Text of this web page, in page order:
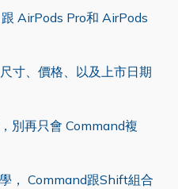
AirPods Pro和 AirPods
寸、價格、以及上市日期
別再只會 Command複
， Command跟Shift組合